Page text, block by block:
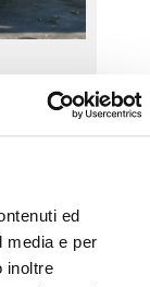
ed
media e per
inoltre
del